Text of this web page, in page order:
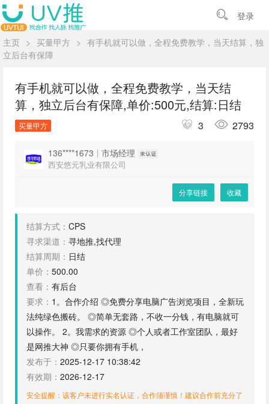
登录
主页 > 买量甲方 > 有手机就可以做，全程免费教学，当天结算，独
立后台有保障
有手机就可以做，全程免费教学，当天结
算，独立后台有保障,单价:500元,结算:日结
买量甲方 3 2793
136****1673 | 市场经理
西安悠元乳业有限公司
分享链接 收藏
结算方式： CPS
寻求渠道： 寻地推,找代理
结算周期： 日结
单价： 500.00
查看： 有后台
要求： 1。合作介绍 ◎免费分享电脑广告浏览项目，全新玩
法纯绿色搬砖。 ◎简单无套路，不收一分钱，有电脑就可
以操作。 2。我需求的资源 ◎个人或者工作室团队，最好
是网推大神 ◎只要你拥有手机，
发布于： 2025-12-17 10:38:42
有效期： 2026-12-17
安全提醒：该客户未进行实名认证，合作须谨慎！建议合作前充分了